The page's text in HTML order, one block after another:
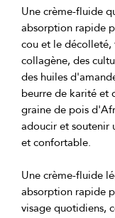
Une crème-fluide
absorption rapide
cou et le
collagène, des
des huiles
beurre de karité
graine de pois
adoucir et soutenir
Une crème-fluide
absorption rapide
visage quotidiens,